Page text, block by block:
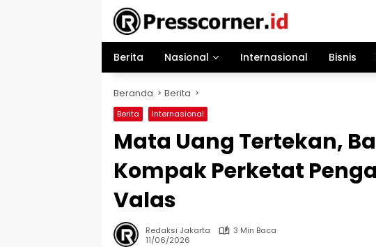
Berita Nasional Internasional Bisnis
Beranda Berita
Berita Internasional
Mata Uang Tertekan,
Kompak Perketat
Valas
Redaksi Jakarta
3 Min Baca
11/06/2026